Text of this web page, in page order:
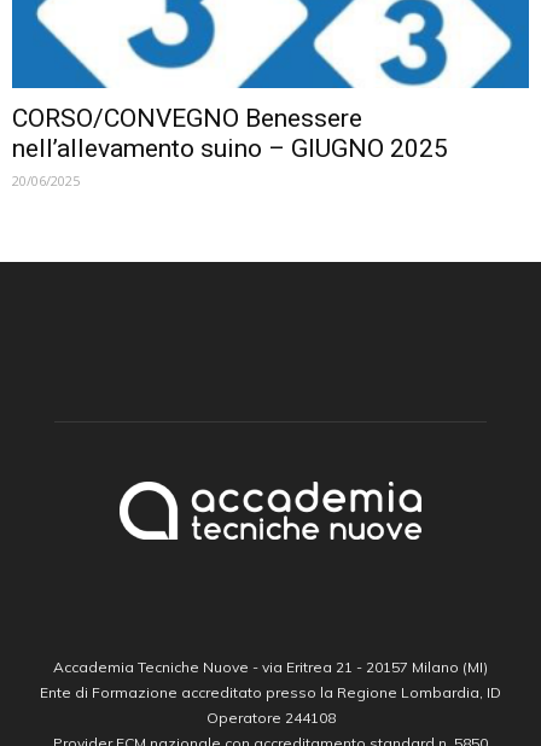
CORSO/CONVEGNO Benessere
nell’allevamento suino – GIUGNO 2025
20/06/2025
Accademia Tecniche Nuove - via Eritrea 21 - 20157 Milano (MI)
Ente di Formazione accreditato presso la Regione Lombardia, ID
Operatore 244108